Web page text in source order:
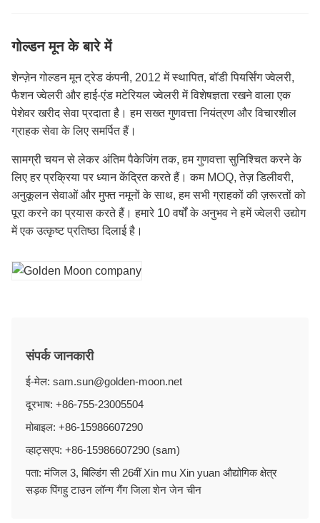
गोल्डन मून के बारे में
शेन्ज़ेन गोल्डन मून ट्रेड कंपनी, 2012 में स्थापित, बॉडी पियर्सिंग ज्वेलरी,
फैशन ज्वेलरी और हाई-एंड मटेरियल ज्वेलरी में विशेषज्ञता रखने वाला एक
पेशेवर खरीद सेवा प्रदाता है। हम सख्त गुणवत्ता नियंत्रण और विचारशील
ग्राहक सेवा के लिए समर्पित हैं।
सामग्री चयन से लेकर अंतिम पैकेजिंग तक, हम गुणवत्ता सुनिश्चित करने के
लिए हर प्रक्रिया पर ध्यान केंद्रित करते हैं। कम MOQ, तेज़ डिलीवरी,
अनुकूलन सेवाओं और मुफ्त नमूनों के साथ, हम सभी ग्राहकों की ज़रूरतों को
पूरा करने का प्रयास करते हैं। हमारे 10 वर्षों के अनुभव ने हमें ज्वेलरी उद्योग
में एक उत्कृष्ट प्रतिष्ठा दिलाई है।
संपर्क जानकारी
ई-मेल: sam.sun@golden-moon.net
दूरभाष: +86-755-23005504
मोबाइल: +86-15986607290
व्हाट्सएप: +86-15986607290 (sam)
पता: मंजिल 3, बिल्डिंग सी 26वीं Xin mu Xin yuan औद्योगिक क्षेत्र
सड़क पिंगहु टाउन लॉन्ग गैंग जिला शेन जेन चीन